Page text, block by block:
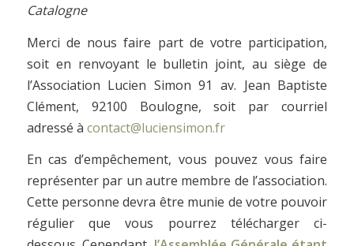
Catalogne
Merci de nous faire part de votre participation,
soit en renvoyant le bulletin joint, au siège de
l’Association Lucien Simon 91 av. Jean Baptiste
Clément, 92100 Boulogne, soit par courriel
adressé à contact@luciensimon.fr
En cas d’empêchement, vous pouvez vous faire
représenter par un autre membre de l’association.
Cette personne devra être munie de votre pouvoir
régulier que vous pourrez télécharger ci-